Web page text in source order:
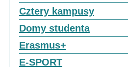
Cztery kampusy
Domy studenta
Erasmus+
E-SPORT